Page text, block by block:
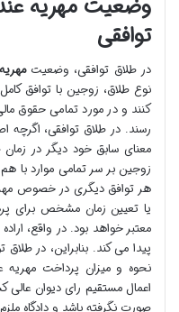
وضعیت مهریه
توافقی
در طلاق توافقی، وضعیت
نوع طلاق، زوجین با توافق
کنند و در مورد تمامی حقوق
رسند. در طلاق توافقی، اگرچه
معنای سابق خود دیگر در
زوجین بر سر تمامی موارد با
هر توافق دیگری در خصوص
یا تعیین زمان مشخص برای
معتبر خواهد بود. در واقع،
پیدا می کند. بنابراین، در
نحوه و میزان پرداخت مهریه
اعمال مستقیم رای دیوان عالی